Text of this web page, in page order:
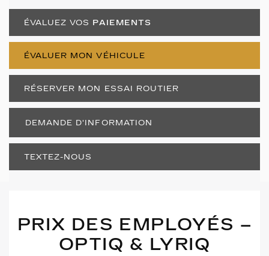
ÉVALUEZ VOS PAIEMENTS
ÉVALUER MON VÉHICULE
RÉSERVER MON ESSAI ROUTIER
DEMANDE D'INFORMATION
TEXTEZ-NOUS
PRIX DES EMPLOYÉS –
OPTIQ & LYRIQ